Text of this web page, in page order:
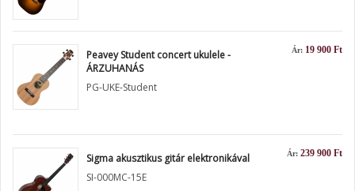
Ár: 19 900 Ft
Peavey Student concert ukulele -
ÁRZUHANÁS
PG-UKE-Student
Ár: 239 900 Ft
Sigma akusztikus gitár elektronikával
SI-000MC-15E